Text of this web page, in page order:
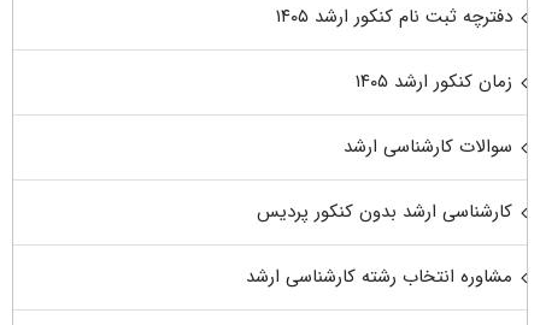
دفترچه ثبت نام کنکور ارشد ۱۴۰۵
زمان کنکور ارشد ۱۴۰۵
سوالات کارشناسی ارشد
کارشناسی ارشد بدون کنکور پردیس
مشاوره انتخاب رشته کارشناسی ارشد